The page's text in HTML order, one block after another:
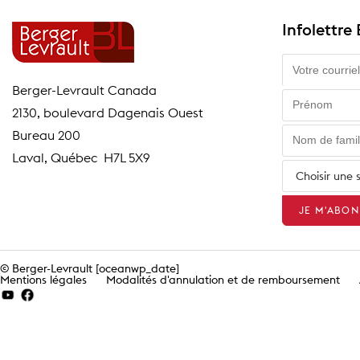
Berger-Levrault Canada
2130, boulevard Dagenais Ouest
Bureau 200
Laval, Québec H7L 5X9
Infolettre
© Berger-Levrault [oceanwp_date]
Mentions légales Modalités d'annulation et de remboursement